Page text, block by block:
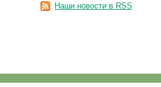
Наши новости в RSS